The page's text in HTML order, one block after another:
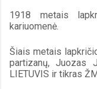
1918 metais
kariuomenė.
Šiais metais
partizanų, Juozas
LIETUVIS ir tikras